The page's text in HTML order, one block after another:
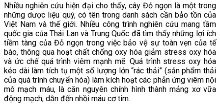
Nhiều nghiên cứu hiện đại cho thấy, cây Đỏ ngọn là một trong
những dược liệu quý, có tên trong danh sách cần bảo tồn của
Việt Nam và thế giới. Nhiều công trình nghiên cứu mang tầm
quốc gia của Thái Lan và Trung Quốc đã tìm thấy những lợi ích
tiềm tàng của Đỏ ngọn trong việc bảo vệ sự toàn vẹn của tế
bào, thông qua hoạt chất chống oxy hóa giảm stress oxy hóa
và ức chế quá trình viêm mạnh mẽ. Quá trình stress oxy hóa
kéo dài làm tích tụ một số lượng lớn “rác thải” (sản phẩm thải
của quá trình chuyển hóa) làm kích hoạt các phản ứng viêm nội
mô mạch máu, là căn nguyên chính hình thành mảng xơ vữa
động mạch, dẫn đến nhồi máu cơ tim.